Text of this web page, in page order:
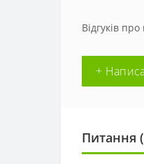
Відгуків
+
Питання